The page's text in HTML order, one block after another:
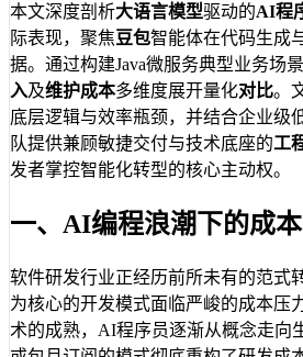
本文深度剖析大语言模型驱动的AI程
际表现，聚焦豆包智能体在代码生成
据。通过构建Java微服务典型业务场
入及维护成本多维度展开量化对比。
底层逻辑与效率瓶颈，并结合企业级
队提供兼顾敏捷交付与技术底座的工
发者掌控智能化转型的核心主动权。
一、AI编程浪潮下的成
软件研发行业正经历前所未有的范式
为核心的开发模式面临严峻的成本压
术的成熟，AI程序员逐渐从概念走向